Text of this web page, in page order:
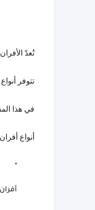
تُعدّ
تتوفر
في هذا
أنواع